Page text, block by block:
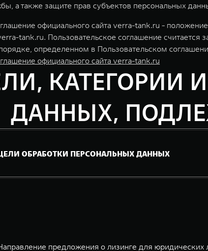
а также защите прав субъектов персональных
официального сайта verra-tank.ru -
tank.ru. Пользовательское соглашение
определенном в Пользовательском
официального сайта verra-tank.ru
КАТЕГОРИИ
ДАННЫХ,
ОБРАБОТКИ ПЕРСОНАЛЬНЫХ ДАННЫХ
предложения о лизинге для юридических